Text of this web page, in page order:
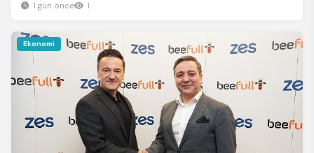
1 gün önce 1
Ekonomi